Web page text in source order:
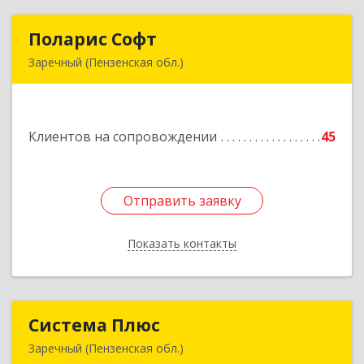
Поларис Софт
Заречный (Пензенская обл.)
Клиентов на сопровождении 45
Отправить заявку
Показать контакты
Подробнее
Отправить заявку
Назад
Система Плюс
Заречный (Пензенская обл.)